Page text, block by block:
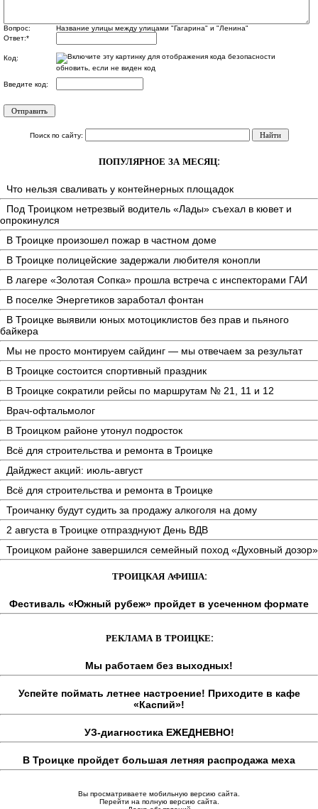
Вопрос:
Название улицы между улицами "Гагарина" и "Ленина"
Ответ:*
Код:
обновить, если не виден код
Введите код:
Поиск по сайту:
ПОПУЛЯРНОЕ ЗА МЕСЯЦ:
Что нельзя сваливать у контейнерных площадок
Под Троицком нетрезвый водитель «Лады» съехал в кювет и
опрокинулся
В Троицке произошел пожар в частном доме
В Троицке полицейские задержали любителя конопли
В лагере «Золотая Сопка» прошла встреча с инспекторами ГАИ
В поселке Энергетиков заработал фонтан
В Троицке выявили юных мотоциклистов без прав и пьяного
байкера
Мы не просто монтируем сайдинг — мы отвечаем за результат
В Троицке состоится спортивный праздник
В Троицке сократили рейсы по маршрутам № 21, 11 и 12
Врач-офтальмолог
В Троицком районе утонул подросток
Всё для строительства и ремонта в Троицке
Дайджест акций: июль-август
Всё для строительства и ремонта в Троицке
Троичанку будут судить за продажу алкоголя на дому
2 августа в Троицке отпразднуют День ВДВ
Троицком районе завершился семейный поход «Духовный дозор»
ТРОИЦКАЯ АФИША:
Фестиваль «Южный рубеж» пройдет в усеченном формате
РЕКЛАМА В ТРОИЦКЕ:
Мы работаем без выходных!
Успейте поймать летнее настроение! Приходите в кафе
«Каспий»!
УЗ-диагностика ЕЖЕДНЕВНО!
В Троицке пройдет большая летняя распродажа меха
Вы просматриваете мобильную версию сайта.
Перейти на полную версию сайта.